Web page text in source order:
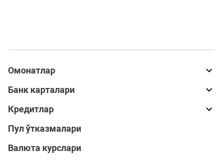
Омонатлар
Банк карталари
Кредитлар
Пул ўтказмалари
Валюта курслари